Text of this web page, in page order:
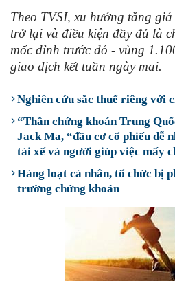
Theo TVSI, xu hướng tăng
trở lại và điều kiện đầy đủ là
mốc đỉnh trước đó - vùng
giao dịch kết tuần ngày mai.
Nghiên cứu sắc thuế riêng với
“Thần chứng khoán Trung
Jack Ma, “đầu cơ cổ phiếu dễ
tài xế và người giúp việc mấy
Hàng loạt cá nhân, tổ chức bị
trường chứng khoán